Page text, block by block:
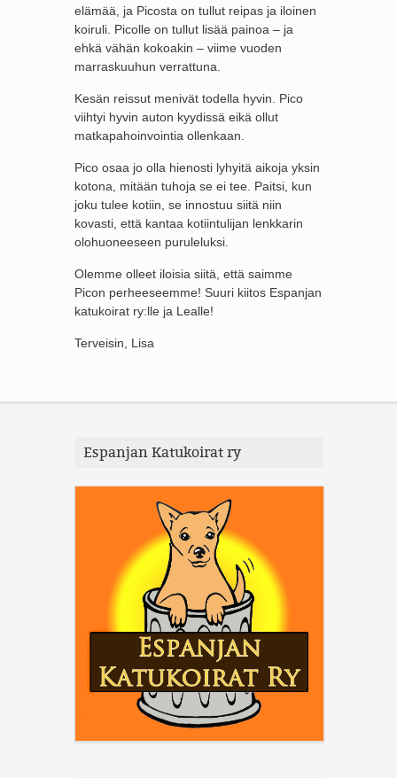
elämää, ja Picosta on tullut reipas ja iloinen
koiruli. Picolle on tullut lisää painoa – ja
ehkä vähän kokoakin – viime vuoden
marraskuuhun verrattuna.
Kesän reissut menivät todella hyvin. Pico
viihtyi hyvin auton kyydissä eikä ollut
matkapahoinvointia ollenkaan.
Pico osaa jo olla hienosti lyhyitä aikoja yksin
kotona, mitään tuhoja se ei tee. Paitsi, kun
joku tulee kotiin, se innostuu siitä niin
kovasti, että kantaa kotiintulijan lenkkarin
olohuoneeseen puruleluksi.
Olemme olleet iloisia siitä, että saimme
Picon perheeseemme! Suuri kiitos Espanjan
katukoirat ry:lle ja Lealle!
Terveisin, Lisa
Espanjan Katukoirat ry